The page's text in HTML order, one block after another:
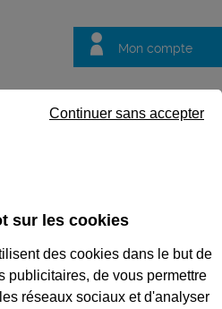
Mon compte
questions
l Afpa c est
si vous deveniez
RSFP ?
sur les cookies
des cookies dans le but de
publicitaires, de vous permettre
réseaux sociaux et d'analyser
Continuer sans accepter